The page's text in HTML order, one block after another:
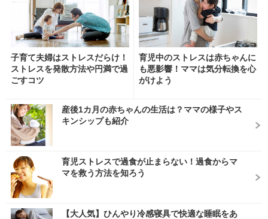
子育て夫婦はストレスだらけ！
ストレスを発散方法や円満で過
ごすコツ
育児中のストレスは赤ちゃんに
も悪影響！ママは気分転換を心
がけよう
産後1カ月の赤ちゃんの生活は？ママの様子やス
キンシップも紹介
育児ストレスで過食が止まらない！過食からマ
マを救う方法を知ろう
【大人気】ひんやり冷感寝具で快適な睡眠をあ